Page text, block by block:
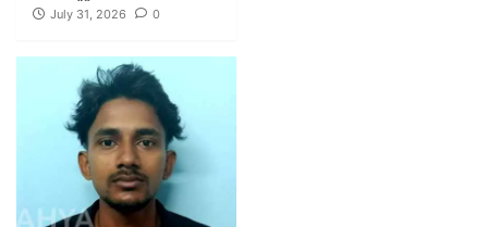
July 31, 2026 0